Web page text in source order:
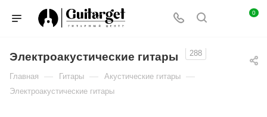
0
Электроакустические гитары 288
Главная — Гитары — Акустические гитары —
Электроакустические гитары